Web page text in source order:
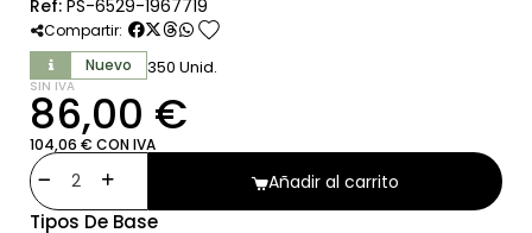
Ref: PS-6529-1967719
Compartir: favorite
Nuevo 350 Unid.
SIN IVA
86,00 €
104,06 € CON IVA
Añadir al carrito
Tipos De Base